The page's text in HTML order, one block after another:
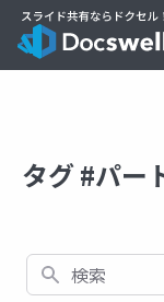
タグ #パー
検索